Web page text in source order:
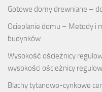
Gotowe domy drewniane –
Ocieplanie domu – Metody i
budynków
Wysokość ościeżnicy
wysokości ościeżnicy
Blachy tytanowo-cynkowe